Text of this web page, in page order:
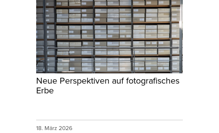
Neue Perspektiven auf fotografisches
Erbe
18. März 2026